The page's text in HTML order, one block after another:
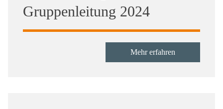
Gruppenleitung 2024
Mehr erfahren